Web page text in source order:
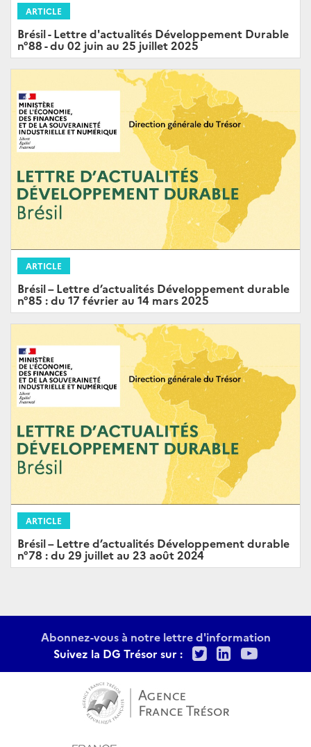
ARTICLE
Brésil - Lettre d'actualités Développement Durable
n°88 - du 02 juin au 25 juillet 2025
ARTICLE
Brésil – Lettre d’actualités Développement durable
n°85 : du 17 février au 14 mars 2025
ARTICLE
Brésil – Lettre d’actualités Développement durable
n°78 : du 29 juillet au 23 août 2024
Abonnez-vous à notre lettre d'information
Suivez la DG Trésor sur :
TwitterLinkedIn